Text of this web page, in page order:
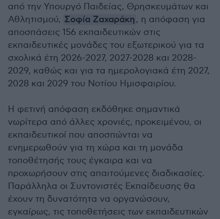
από την Υπουργό Παιδείας, Θρησκευμάτων και
Αθλητισμού, Σοφία Ζαχαράκη, η απόφαση για
αποσπάσεις 156 εκπαιδευτικών στις
εκπαιδευτικές μονάδες του εξωτερικού για τα
σχολικά έτη 2026-2027, 2027-2028 και 2028-
2029, καθώς και για τα ημερολογιακά έτη 2027,
2028 και 2029 του Νοτίου Ημισφαιρίου.
Η φετινή απόφαση εκδόθηκε σημαντικά
νωρίτερα από άλλες χρονιές, προκειμένου, οι
εκπαιδευτικοί που αποσπώνται να
ενημερωθούν για τη χώρα και τη μονάδα
τοποθέτησής τους έγκαιρα και να
προχωρήσουν στις απαιτούμενες διαδικασίες.
Παράλληλα οι Συντονιστές Εκπαίδευσης θα
έχουν τη δυνατότητα να οργανώσουν,
εγκαίρως, τις τοποθετήσεις των εκπαιδευτικών